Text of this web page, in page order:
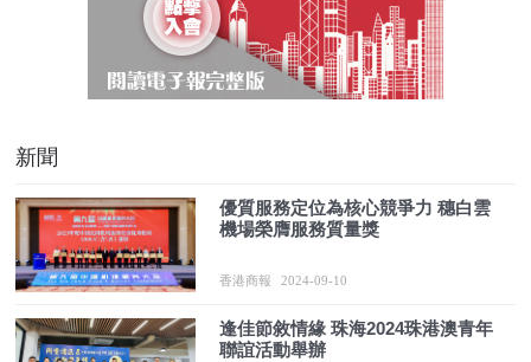
新聞
優質服務定位為核心競爭力 穗白雲
機場榮膺服務質量獎
香港商報 2024-09-10
逢佳節敘情緣 珠海2024珠港澳青年
聯誼活動舉辦